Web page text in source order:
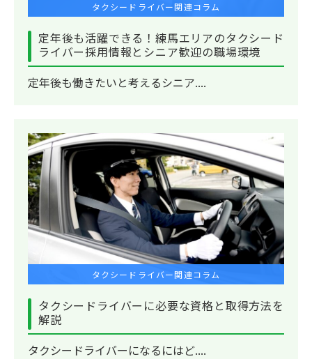
タクシードライバー関連コラム
定年後も活躍できる！練馬エリアのタクシード
ライバー採用情報とシニア歓迎の職場環境
定年後も働きたいと考えるシニア....
タクシードライバー関連コラム
タクシードライバーに必要な資格と取得方法を
解説
タクシードライバーになるにはど....